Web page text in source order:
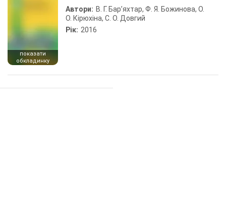
показати
обкладинку
Автори: В. Г. Бар’яхтар, Ф. Я. Божинова, О.
О. Кірюхіна, С. О. Довгий
Рік: 2016